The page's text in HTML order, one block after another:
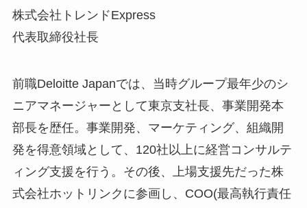
株式会社トレンドExpress
代表取締役社長
前職Deloitte Japanでは、当時グループ最年少のシ
ニアマネージャーとして東京支社長、事業開発本
部長を歴任。事業開発、マーケティング、組織開
発を得意領域として、120社以上に経営コンサルテ
ィング支援を行う。その後、上場支援先だった株
式会社ホットリンクに参画し、COO(最高執行責任